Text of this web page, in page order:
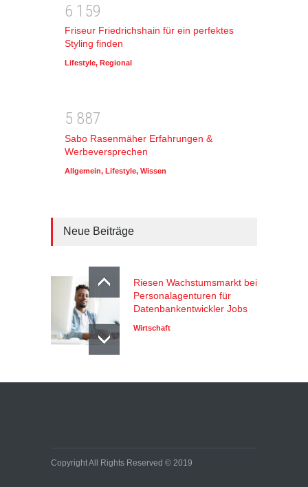
6 1 59
Friseur Friedrichshain für ein perfektes
Styling finden
Lifestyle, Regional
5 887
Sabo Rasenmäher Erfahrungen &
Werbeversprechen
Allgemein, Lifestyle, Wissen
Neue Beiträge
Riesen Wachstumsmarkt bei
Personalagenturen für
Datenbankentwickler Jobs
Wirtschaft
Copyright All Rights Reserved © 2019